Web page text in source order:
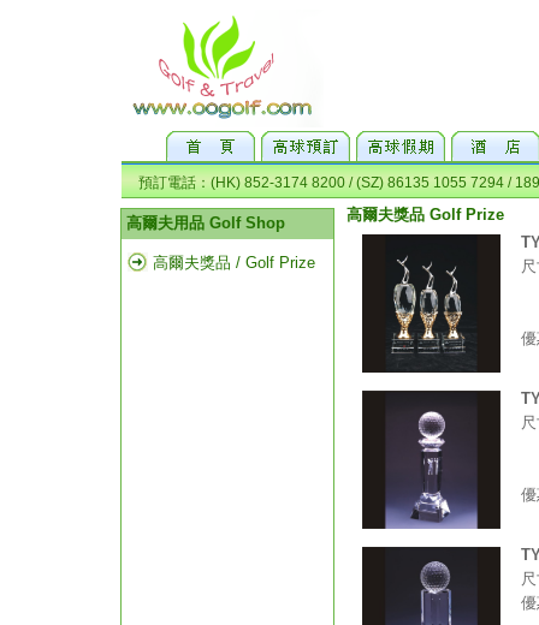
高爾夫獎品 Golf Prize